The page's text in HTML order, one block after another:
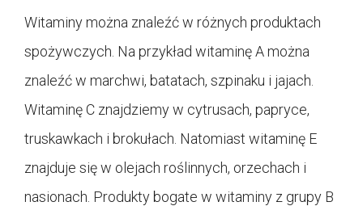
Witaminy można znaleźć w różnych produktach
spożywczych. Na przykład witaminę A można
znaleźć w marchwi, batatach, szpinaku i jajach.
Witaminę C znajdziemy w cytrusach, papryce,
truskawkach i brokułach. Natomiast witaminę E
znajduje się w olejach roślinnych, orzechach i
nasionach. Produkty bogate w witaminy z grupy B